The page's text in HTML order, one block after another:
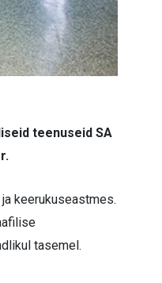
teenuseid SA
keerukuseastmes.
tasemel.